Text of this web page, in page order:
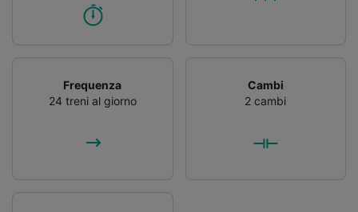
Frequenza
24 treni al giorno
Cambi
2 cambi